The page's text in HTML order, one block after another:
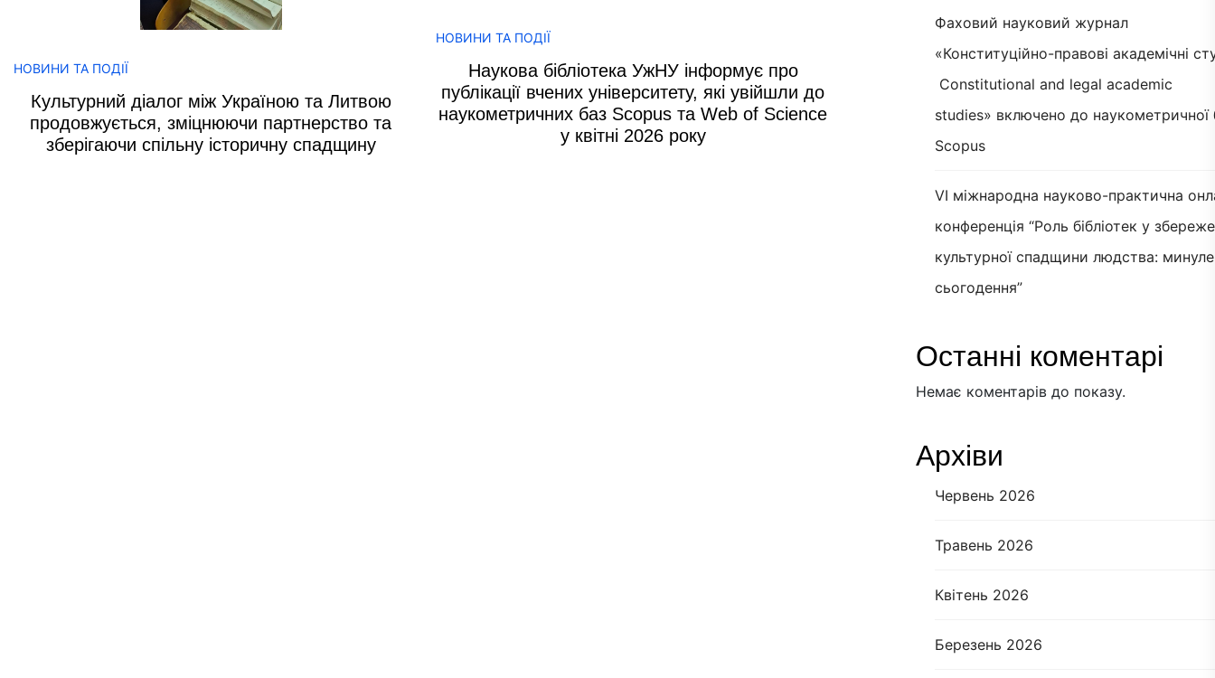
Фаховий науковий журнал
«Конституційно-правові академічні
Constitutional and legal academic
studies» включено до наукометричної
Scopus
VI міжнародна науково-практична
конференція “Роль бібліотек у
культурної спадщини людства:
сьогодення”
Останні коментарі
Немає коментарів до показу.
Архіви
Червень 2026
Травень 2026
Квітень 2026
Березень 2026
НОВИНИ ТА ПОДІЇ
Культурний діалог між Україною та Литвою
продовжується, зміцнюючи партнерство та
зберігаючи спільну історичну спадщину
НОВИНИ ТА ПОДІЇ
Наукова бібліотека УжНУ інформує про
публікації вчених університету, які увійшли до
наукометричних баз Scopus та Web of Science
у квітні 2026 року